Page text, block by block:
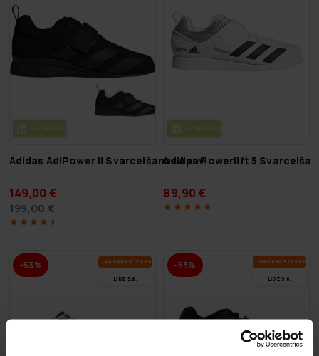
BEZ­MAK­SAS PIE­GĀ­DE
Adidas AdiPower II Svarcelšanas Apavi
149,00 €
199,00 €
BEZ­MAK­SAS PIE­GĀ­DE
Adidas Powerlift 5
89,90 €
-53% VA­SA­RAS IZ­SKA­ŅA
LĪDZ 9.8.
-53% VA­SA­RAS IZ­SKA­ŅA
LĪDZ 9.8.